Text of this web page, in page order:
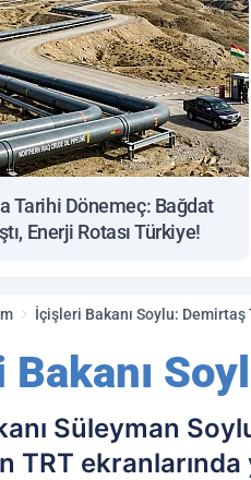
Tarihi Dönemeç: Bağdat
Enerji Rotası Türkiye!
İçişleri Bakanı Soylu:
Süleyman
TRT